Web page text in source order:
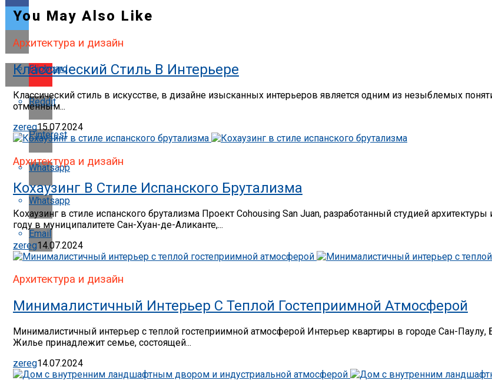
Flipboard
Reddit
Pinterest
Whatsapp
Whatsapp
Email
You May Also Like
Архитектура и дизайн
Классический Стиль В Интерьере
Классический стиль в искусстве, в дизайне изысканных интерьеров является одним из незыблемых
отменным...
zereg15.07.2024
Архитектура и дизайн
Кохаузинг В Стиле Испанского Брутализма
Кохаузинг в стиле испанского брутализма Проект Cohousing San Juan, разработанный студией
году в муниципалитете Сан-Хуан-де-Аликанте,...
zereg14.07.2024
Архитектура и дизайн
Минималистичный Интерьер С Теплой Гостеприимной Атмосферой
Минималистичный интерьер с теплой гостеприимной атмосферой Интерьер квартиры в городе Сан-Паулу,
Жилье принадлежит семье, состоящей...
zereg14.07.2024